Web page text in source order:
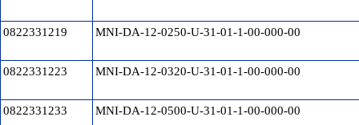
0822331219 MNI-DA-12-0250-U-31-01-1-00-000-00
0822331223 MNI-DA-12-0320-U-31-01-1-00-000-00
0822331233 MNI-DA-12-0500-U-31-01-1-00-000-00